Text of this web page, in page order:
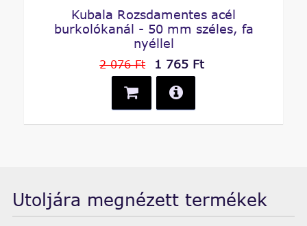
Kubala Rozsdamentes acél
burkolókanál - 50 mm széles, fa
nyéllel
2 076 Ft 1 765 Ft
Utoljára megnézett termékek